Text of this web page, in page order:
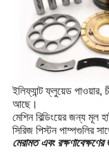
ইলিফ্যান্ট ফ্লুয়েড পাওয়ার,
আছে।
মেশিন বিল্ডিংয়ের জন্য
সিরিজ পিস্টন পাম্পগুলির
মেরামত এবং